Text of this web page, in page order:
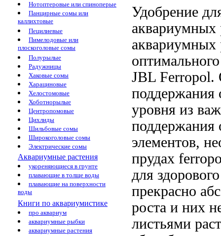
Нотоптеровые или спиноперые
Панцирные сомы или
каллихтовые
Пецилиевые
Пимелодовые или
плоскоголовые сомы
Полурылые
Радужницы
Хаковые сомы
Харациновые
Хелостомовые
Хоботнорылые
Центропомовые
Цихлиды
Шильбовые сомы
Широкоголовые сомы
Электрические сомы
Аквариумные растения
укореняющиеся в грунте
плавающие в толще воды
плавающие на поверхности
воды
Книги по аквариумистике
про аквариум
аквариумные рыбки
аквариумные растения
Удобрение
аквариумных
аквариумных
JBL
поддержания
уровня из
поддержания
элементов,
прудах
для
прекрасно
роста и них
листьями